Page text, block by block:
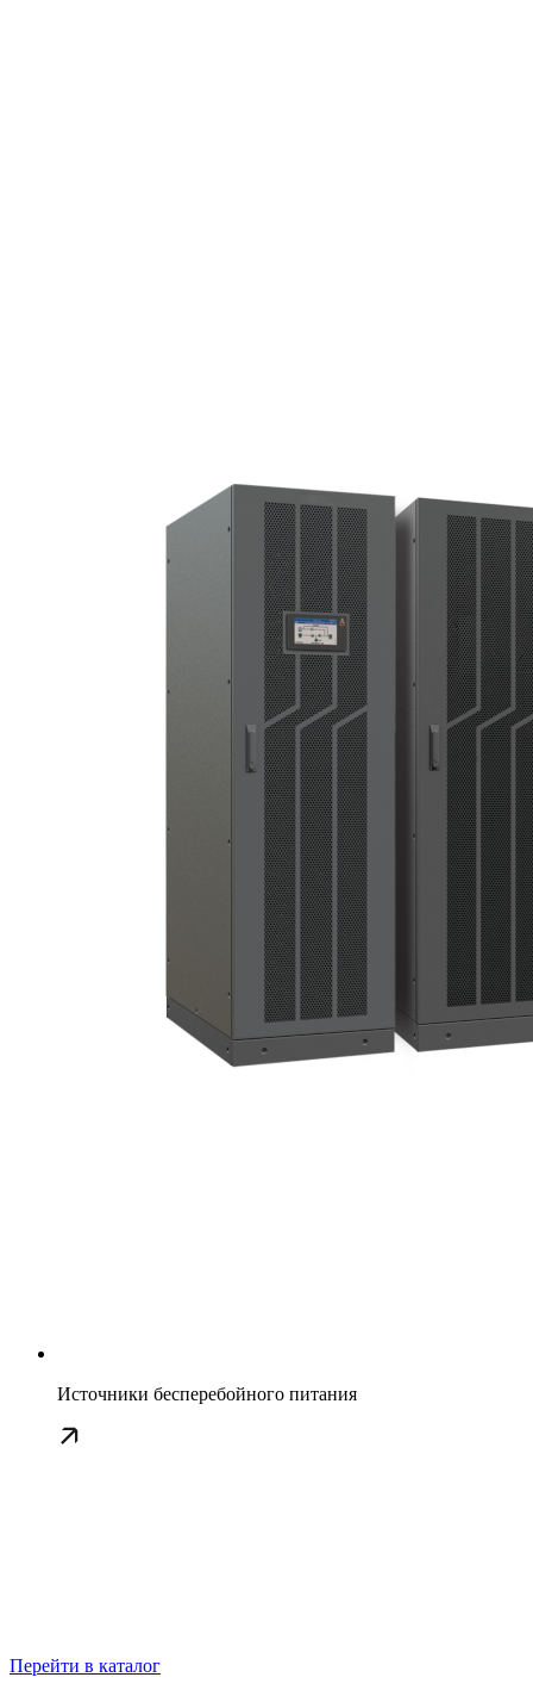
Источники бесперебойного питания
Перейти в каталог